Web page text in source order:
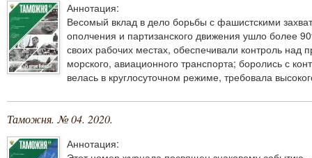
Аннотация:
Весомый вклад в дело борьбы с фашистскими
ополчения и партизанского движения ушло более
своих рабочих местах, обеспечивали контроль над
морского, авиационного транспорта; боролись с
велась в круглосуточном режиме, требовала
Таможня. № 04. 2020.
Аннотация: